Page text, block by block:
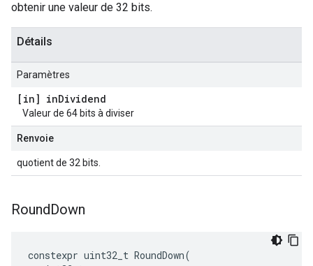
obtenir une valeur de 32 bits.
Détails
Paramètres
[in] inDividend
Valeur de 64 bits à diviser
Renvoie
quotient de 32 bits.
RoundDown
constexpr uint32_t RoundDown(